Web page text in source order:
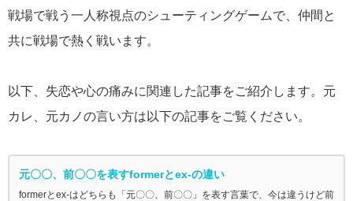
戦場で戦う一人称視点のシューティングゲームで、仲間と
共に戦場で熱く戦います。
以下、失恋や心の痛みに関連した記事をご紹介します。元
カレ、元カノの言い方は以下の記事をご覧ください。
元〇〇、前〇〇を表すformerとex-の違い
formerとex-はどちらも「元〇〇、前〇〇」を表す言葉で、今は違うけど前